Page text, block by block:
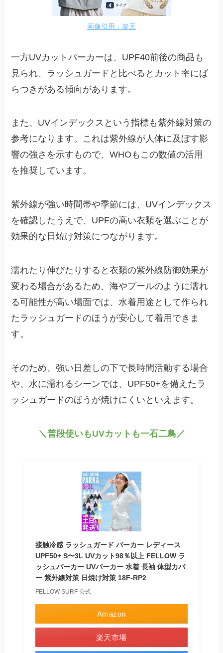
画像引用：楽天
一方UVカットパーカーは、UPF40前後の商品も
見られ、ラッシュガードと比べるとカット率にば
らつきがある傾向があります。
また、UVインデックスという指標も紫外線対策の
参考になります。これは紫外線が人体に及ぼす影
響の強さを示すもので、WHOもこの数値の活用
を推奨しています。
紫外線が強い時間帯や季節には、UVインデックス
を確認したうえで、UPFの高い衣類を選ぶことが
効果的な日焼け対策につながります。
濡れたり伸びたりすると衣類の紫外線防御効果が
変わる場合があるため、海やプールのように濡れ
る可能性が高い場面では、水着用途として作られ
たラッシュガードのほうが安心して着用できま
す。
そのため、強い日差しの下で長時間活動する場合
や、水に濡れるシーンでは、UPF50+を備えたラ
ッシュガードのほうが焼けにくいといえます。
＼普段使いもUVカットも一石二鳥／
接触冷感 ラッシュガード パーカー レディース
UPF50+ S〜3L UVカット98％以上 FELLOW ラ
ッシュパーカー UVパーカー 水着 長袖 体型カバ
ー 紫外線対策 日焼け対策 18F-RP2
FELLOW SURF 公式
Amazon
楽天市場